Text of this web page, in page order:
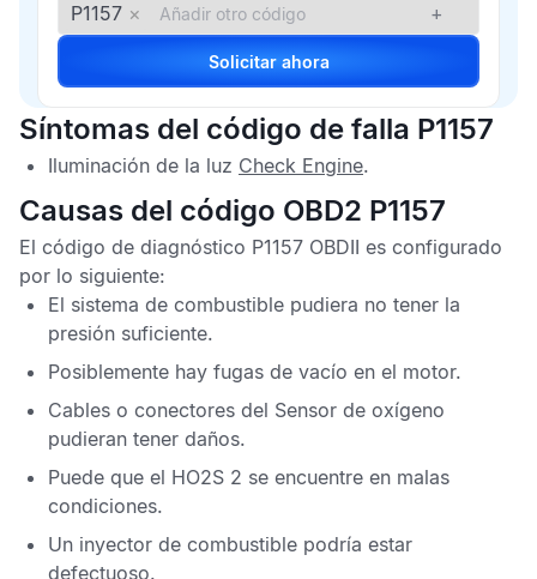
P1157 × +
Solicitar ahora
Síntomas del código de falla P1157
Iluminación de la luz Check Engine.
Causas del código OBD2 P1157
El código de diagnóstico P1157 OBDII es configurado
por lo siguiente:
El sistema de combustible pudiera no tener la
presión suficiente.
Posiblemente hay fugas de vacío en el motor.
Cables o conectores del Sensor de oxígeno
pudieran tener daños.
Puede que el HO2S 2 se encuentre en malas
condiciones.
Un inyector de combustible podría estar
defectuoso.